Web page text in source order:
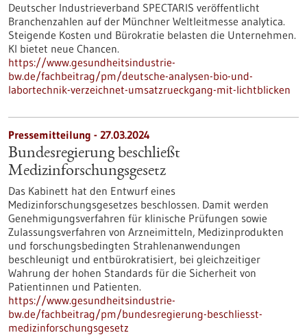
Deutscher Industrieverband SPECTARIS veröffentlicht
Branchenzahlen auf der Münchner Weltleitmesse analytica.
Steigende Kosten und Bürokratie belasten die Unternehmen.
KI bietet neue Chancen.
https://www.gesundheitsindustrie-
bw.de/fachbeitrag/pm/deutsche-analysen-bio-und-
labortechnik-verzeichnet-umsatzrueckgang-mit-lichtblicken
Pressemitteilung - 27.03.2024
Bundesregierung beschließt
Medizinforschungsgesetz
Das Kabinett hat den Entwurf eines
Medizinforschungsgesetzes beschlossen. Damit werden
Genehmigungsverfahren für klinische Prüfungen sowie
Zulassungsverfahren von Arzneimitteln, Medizinprodukten
und forschungsbedingten Strahlenanwendungen
beschleunigt und entbürokratisiert, bei gleichzeitiger
Wahrung der hohen Standards für die Sicherheit von
Patientinnen und Patienten.
https://www.gesundheitsindustrie-
bw.de/fachbeitrag/pm/bundesregierung-beschliesst-
medizinforschungsgesetz